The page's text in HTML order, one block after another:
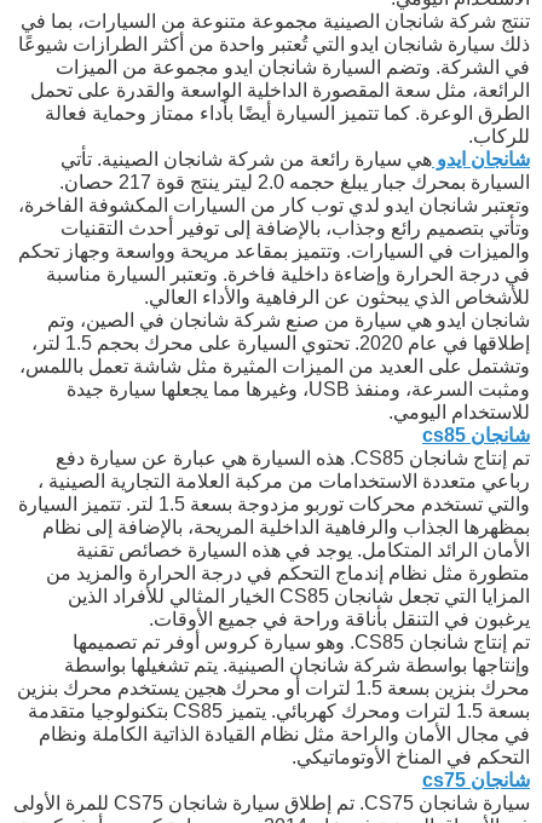
تنتج شركة شانجان الصينية مجموعة متنوعة من السيارات، بما في
ذلك سيارة شانجان ايدو التي تُعتبر واحدة من أكثر الطرازات شيوعًا
في الشركة. وتضم السيارة شانجان ايدو مجموعة من الميزات
الرائعة، مثل سعة المقصورة الداخلية الواسعة والقدرة على تحمل
الطرق الوعرة. كما تتميز السيارة أيضًا بأداء ممتاز وحماية فعالة
للركاب.
شانجان ايدو هي سيارة رائعة من شركة شانجان الصينية. تأتي
السيارة بمحرك جبار يبلغ حجمه 2.0 ليتر ينتج قوة 217 حصان.
وتعتبر شانجان ايدو لدي توب كار من السيارات المكشوفة الفاخرة،
وتأتي بتصميم رائع وجذاب، بالإضافة إلى توفير أحدث التقنيات
والميزات في السيارات. وتتميز بمقاعد مريحة وواسعة وجهاز تحكم
في درجة الحرارة وإضاءة داخلية فاخرة. وتعتبر السيارة مناسبة
للأشخاص الذي يبحثون عن الرفاهية والأداء العالي.
شانجان ايدو هي سيارة من صنع شركة شانجان في الصين، وتم
إطلاقها في عام 2020. تحتوي السيارة على محرك بحجم 1.5 لتر،
وتشتمل على العديد من الميزات المثيرة مثل شاشة تعمل باللمس،
ومثبت السرعة، ومنفذ USB، وغيرها مما يجعلها سيارة جيدة
للاستخدام اليومي.
شانجان cs85
تم إنتاج شانجان CS85. هذه السيارة هي عبارة عن سيارة دفع
رباعي متعددة الاستخدامات من مركبة العلامة التجارية الصينية ،
والتي تستخدم محركات توربو مزدوجة بسعة 1.5 لتر. تتميز السيارة
بمظهرها الجذاب والرفاهية الداخلية المريحة، بالإضافة إلى نظام
الأمان الرائد المتكامل. يوجد في هذه السيارة خصائص تقنية
متطورة مثل نظام إندماج التحكم في درجة الحرارة والمزيد من
المزايا التي تجعل شانجان CS85 الخيار المثالي للأفراد الذين
يرغبون في التنقل بأناقة وراحة في جميع الأوقات.
تم إنتاج شانجان CS85. وهو سيارة كروس أوفر تم تصميمها
وإنتاجها بواسطة شركة شانجان الصينية. يتم تشغيلها بواسطة
محرك بنزين بسعة 1.5 لترات أو محرك هجين يستخدم محرك بنزين
بسعة 1.5 لترات ومحرك كهربائي. يتميز CS85 بتكنولوجيا متقدمة
في مجال الأمان والراحة مثل نظام القيادة الذاتية الكاملة ونظام
التحكم في المناخ الأوتوماتيكي.
شانجان cs75
سيارة شانجان CS75. تم إطلاق سيارة شانجان CS75 للمرة الأولى